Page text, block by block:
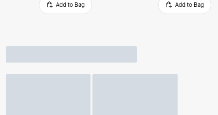
Add to Bag Add to Bag